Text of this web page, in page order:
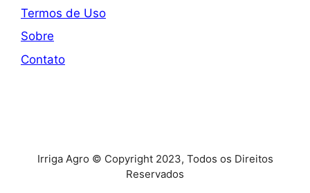
Termos de Uso
Sobre
Contato
Irriga Agro © Copyright 2023, Todos os Direitos
Reservados